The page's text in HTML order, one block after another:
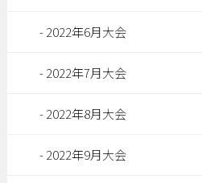
2022年6月大会
2022年7月大会
2022年8月大会
2022年9月大会